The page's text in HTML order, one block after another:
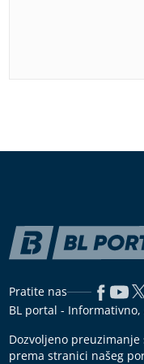
Pratite nas
BL portal - Informativno,
Dozvoljeno
prema stranici našeg